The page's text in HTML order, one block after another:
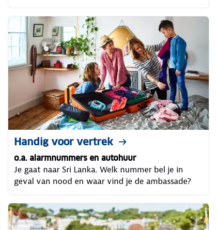
Handig voor vertrek
o.a. alarmnummers en autohuur
Je gaat naar Sri Lanka. Welk nummer bel je in
geval van nood en waar vind je de ambassade?